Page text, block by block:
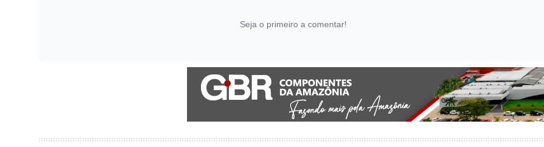
Seja o primeiro a comentar!